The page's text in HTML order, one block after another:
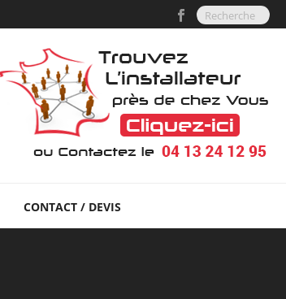
CONTACT / DEVIS